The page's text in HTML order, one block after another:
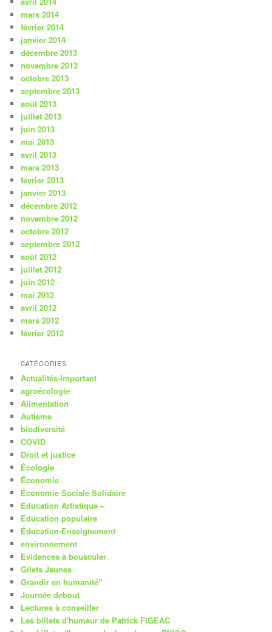
mars 2014
février 2014
janvier 2014
décembre 2013
novembre 2013
octobre 2013
septembre 2013
août 2013
juillet 2013
juin 2013
mai 2013
avril 2013
mars 2013
février 2013
janvier 2013
décembre 2012
novembre 2012
octobre 2012
septembre 2012
août 2012
juillet 2012
juin 2012
mai 2012
avril 2012
mars 2012
février 2012
CATÉGORIES
Actualités-Important
agroécologie
Alimentation
Autisme
biodiversité
COVID
Droit et justice
Écologie
Économie
Économie Sociale Solidaire
Education Artistique –
Education populaire
Éducation-Enseignement
environnement
Evidences à bousculer
Gilets Jaunes
Grandir en humanité"
Journée debout
Lectures à conseiller
Les billets d'humeur de Patrick FIGEAC